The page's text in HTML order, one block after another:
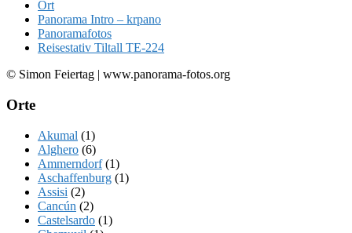
Ort
Panorama Intro – krpano
Panoramafotos
Reisestativ Tiltall TE-224
© Simon Feiertag | www.panorama-fotos.org
Orte
Akumal (1)
Alghero (6)
Ammerndorf(1)
Aschaffenburg (1)
Assisi (2)
Cancún (2)
Castelsardo (1)